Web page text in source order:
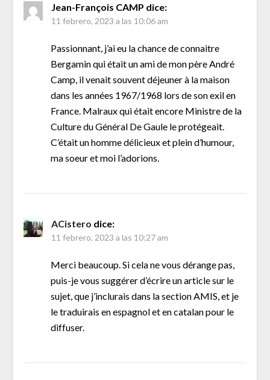
Jean-François CAMP dice:
11 febrero, 2023 a las 10:06 am
Passionnant, j’ai eu la chance de connaitre
Bergamin qui était un ami de mon père André
Camp, il venait souvent déjeuner à la maison
dans les années 1967/1968 lors de son exil en
France. Malraux qui était encore Ministre de la
Culture du Général De Gaule le protégeait.
C’était un homme délicieux et plein d’humour,
ma soeur et moi l’adorions.
ACistero dice:
11 febrero, 2023 a las 10:27 am
Merci beaucoup. Si cela ne vous dérange pas,
puis-je vous suggérer d’écrire un article sur le
sujet, que j’inclurais dans la section AMIS, et je
le traduirais en espagnol et en catalan pour le
diffuser.